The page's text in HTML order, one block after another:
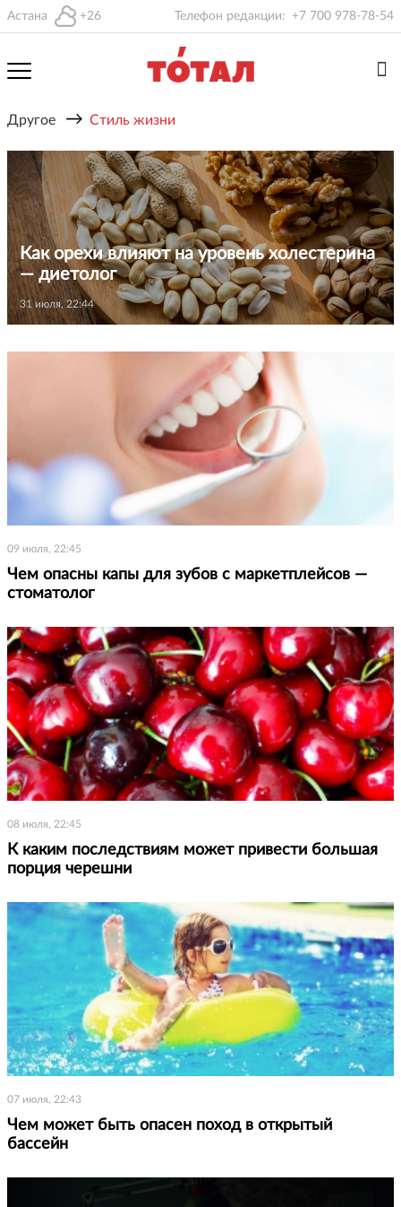
Астана +26 Телефон редакции: +7 700 978-78-54
Другое → Стиль жизни
Как орехи влияют на уровень холестерина
— диетолог
31 июля, 22:44
09 июля, 22:45
Чем опасны капы для зубов с маркетплейсов —
стоматолог
08 июля, 22:45
К каким последствиям может привести большая
порция черешни
07 июля, 22:43
Чем может быть опасен поход в открытый
бассейн